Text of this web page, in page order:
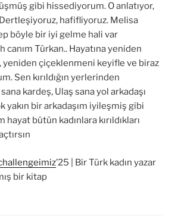
gibi hissediyorum. O anlatıyor,
hafifliyoruz. Melisa
böyle bir iyi gelme hali var
canım Türkan.. Hayatına yeniden
yeniden çiçeklenmeni keyifle ve biraz
Sen kırıldığın yerlerinden
kardeş, Ulaş sana yol arkadaşı
yakın bir arkadaşım iyileşmiş gibi
bütün kadınlara kırıldıkları
’25 | Bir Türk kadın yazar
bir kitap